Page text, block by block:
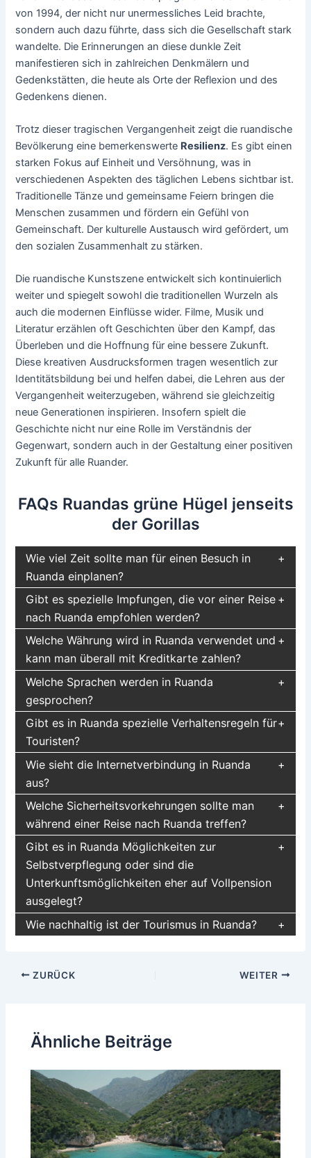
von 1994, der nicht nur unermessliches Leid brachte,
sondern auch dazu führte, dass sich die Gesellschaft stark
wandelte. Die Erinnerungen an diese dunkle Zeit
manifestieren sich in zahlreichen Denkmälern und
Gedenkstätten, die heute als Orte der Reflexion und des
Gedenkens dienen.
Trotz dieser tragischen Vergangenheit zeigt die ruandische
Bevölkerung eine bemerkenswerte Resilienz. Es gibt einen
starken Fokus auf Einheit und Versöhnung, was in
verschiedenen Aspekten des täglichen Lebens sichtbar ist.
Traditionelle Tänze und gemeinsame Feiern bringen die
Menschen zusammen und fördern ein Gefühl von
Gemeinschaft. Der kulturelle Austausch wird gefördert, um
den sozialen Zusammenhalt zu stärken.
Die ruandische Kunstszene entwickelt sich kontinuierlich
weiter und spiegelt sowohl die traditionellen Wurzeln als
auch die modernen Einflüsse wider. Filme, Musik und
Literatur erzählen oft Geschichten über den Kampf, das
Überleben und die Hoffnung für eine bessere Zukunft.
Diese kreativen Ausdrucksformen tragen wesentlich zur
Identitätsbildung bei und helfen dabei, die Lehren aus der
Vergangenheit weiterzugeben, während sie gleichzeitig
neue Generationen inspirieren. Insofern spielt die
Geschichte nicht nur eine Rolle im Verständnis der
Gegenwart, sondern auch in der Gestaltung einer positiven
Zukunft für alle Ruander.
FAQs Ruandas grüne Hügel jenseits
der Gorillas
Wie viel Zeit sollte man für einen Besuch in
Ruanda einplanen?
Gibt es spezielle Impfungen, die vor einer Reise
nach Ruanda empfohlen werden?
Welche Währung wird in Ruanda verwendet und
kann man überall mit Kreditkarte zahlen?
Welche Sprachen werden in Ruanda
gesprochen?
Gibt es in Ruanda spezielle Verhaltensregeln für
Touristen?
Wie sieht die Internetverbindung in Ruanda
aus?
Welche Sicherheitsvorkehrungen sollte man
während einer Reise nach Ruanda treffen?
Gibt es in Ruanda Möglichkeiten zur
Selbstverpflegung oder sind die
Unterkunftsmöglichkeiten eher auf Vollpension
ausgelegt?
Wie nachhaltig ist der Tourismus in Ruanda?
Beitragsnavigation
ZURÜCK WEITER
Ähnliche Beiträge